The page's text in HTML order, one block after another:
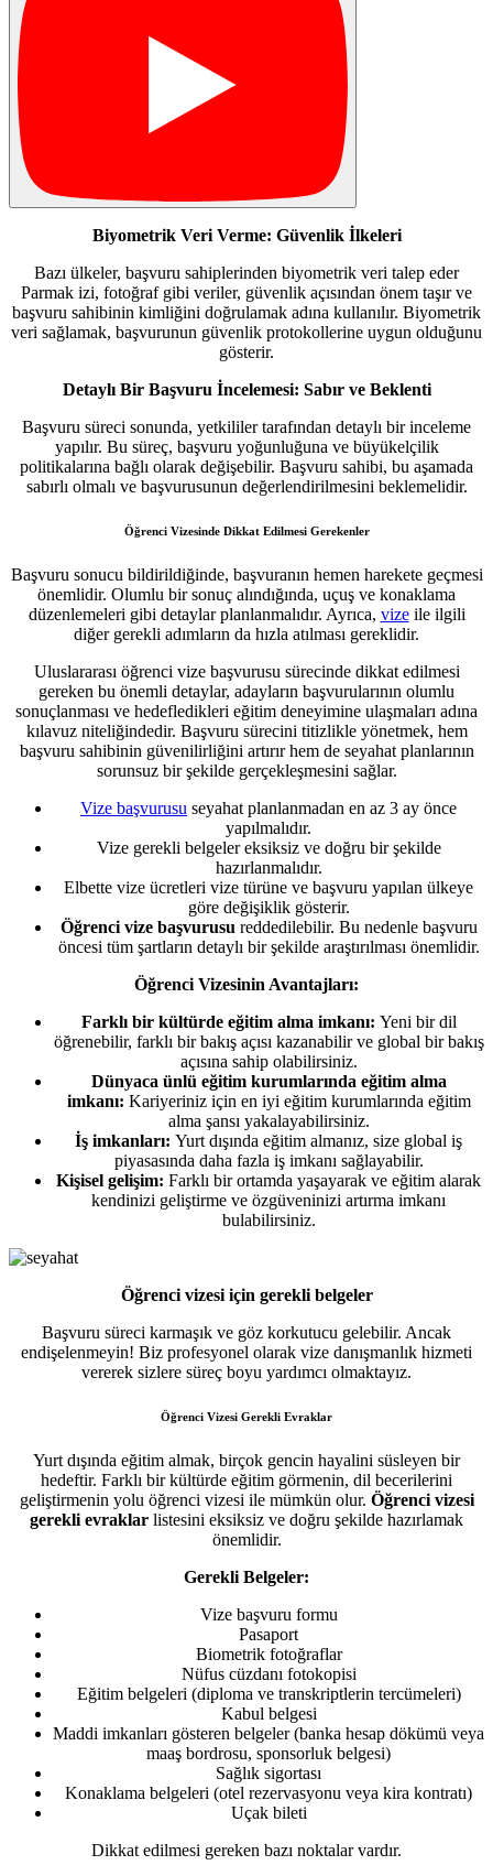
Biyometrik Veri Verme: Güvenlik İlkeleri
Bazı ülkeler, başvuru sahiplerinden biyometrik veri talep eder
Parmak izi, fotoğraf gibi veriler, güvenlik açısından önem taşır ve
başvuru sahibinin kimliğini doğrulamak adına kullanılır. Biyometrik
veri sağlamak, başvurunun güvenlik protokollerine uygun olduğunu
gösterir.
Detaylı Bir Başvuru İncelemesi: Sabır ve Beklenti
Başvuru süreci sonunda, yetkililer tarafından detaylı bir inceleme
yapılır. Bu süreç, başvuru yoğunluğuna ve büyükelçilik
politikalarına bağlı olarak değişebilir. Başvuru sahibi, bu aşamada
sabırlı olmalı ve başvurusunun değerlendirilmesini beklemelidir.
Öğrenci Vizesinde Dikkat Edilmesi Gerekenler
Başvuru sonucu bildirildiğinde, başvuranın hemen harekete geçmesi
önemlidir. Olumlu bir sonuç alındığında, uçuş ve konaklama
düzenlemeleri gibi detaylar planlanmalıdır. Ayrıca, vizeile ilgili
diğer gerekli adımların da hızla atılması gereklidir.
Uluslararası öğrenci vize başvurusu sürecinde dikkat edilmesi
gereken bu önemli detaylar, adayların başvurularının olumlu
sonuçlanması ve hedefledikleri eğitim deneyimine ulaşmaları adına
kılavuz niteliğindedir. Başvuru sürecini titizlikle yönetmek, hem
başvuru sahibinin güvenilirliğini artırır hem de seyahat planlarının
sorunsuz bir şekilde gerçekleşmesini sağlar.
Vize başvurusu seyahat planlanmadan en az 3 ay önce
yapılmalıdır.
Vize gerekli belgeler eksiksiz ve doğru bir şekilde
hazırlanmalıdır.
Elbette vize ücretleri vize türüne ve başvuru yapılan ülkeye
göre değişiklik gösterir.
Öğrenci vize başvurusu reddedilebilir. Bu nedenle başvuru
öncesi tüm şartların detaylı bir şekilde araştırılması önemlidir.
Öğrenci Vizesinin Avantajları:
Farklı bir kültürde eğitim alma imkanı: Yeni bir dil
öğrenebilir, farklı bir bakış açısı kazanabilir ve global bir bakış
açısına sahip olabilirsiniz.
Dünyaca ünlü eğitim kurumlarında eğitim alma
imkanı: Kariyeriniz için en iyi eğitim kurumlarında eğitim
alma şansı yakalayabilirsiniz.
İş imkanları: Yurt dışında eğitim almanız, size global iş
piyasasında daha fazla iş imkanı sağlayabilir.
Kişisel gelişim: Farklı bir ortamda yaşayarak ve eğitim alarak
kendinizi geliştirme ve özgüveninizi artırma imkanı
bulabilirsiniz.
Öğrenci vizesi için gerekli belgeler
Başvuru süreci karmaşık ve göz korkutucu gelebilir. Ancak
endişelenmeyin! Biz profesyonel olarak vize danışmanlık hizmeti
vererek sizlere süreç boyu yardımcı olmaktayız.
Öğrenci Vizesi Gerekli Evraklar
Yurt dışında eğitim almak, birçok gencin hayalini süsleyen bir
hedeftir. Farklı bir kültürde eğitim görmenin, dil becerilerini
geliştirmenin yolu öğrenci vizesi ile mümkün olur. Öğrenci vizesi
gerekli evraklar listesini eksiksiz ve doğru şekilde hazırlamak
önemlidir.
Gerekli Belgeler:
Vize başvuru formu
Pasaport
Biometrik fotoğraflar
Nüfus cüzdanı fotokopisi
Eğitim belgeleri (diploma ve transkriptlerin tercümeleri)
Kabul belgesi
Maddi imkanları gösteren belgeler (banka hesap dökümü veya
maaş bordrosu, sponsorluk belgesi)
Sağlık sigortası
Konaklama belgeleri (otel rezervasyonu veya kira kontratı)
Uçak bileti
Dikkat edilmesi gereken bazı noktalar vardır.